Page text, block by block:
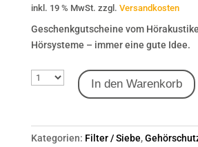
inkl. 19 % MwSt. zzgl. Versandkosten
Geschenkgutscheine vom
Hörsysteme – immer eine gute Idee.
In den Warenkorb
Kategorien: Filter / Siebe,